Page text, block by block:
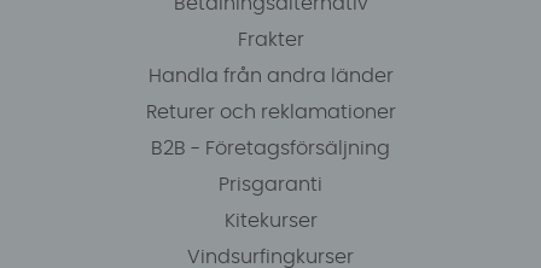
Frakter
Handla från andra länder
Returer och reklamationer
B2B - Företagsförsäljning
Prisgaranti
Kitekurser
Vindsurfingkurser